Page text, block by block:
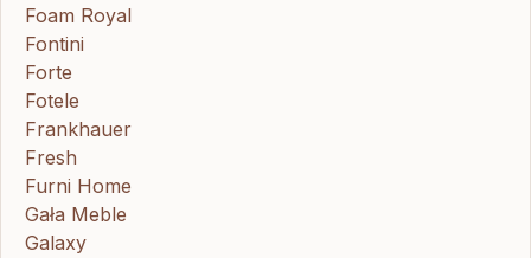
Foam Royal
Fontini
Forte
Fotele
Frankhauer
Fresh
Furni Home
Gała Meble
Galaxy